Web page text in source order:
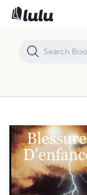
Blessures D'enfance